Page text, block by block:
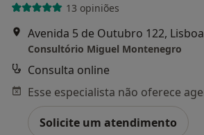
13 opiniões
Avenida 5 de Outubro 122, Lisboa
Consultório Miguel Montenegro
Consulta online
Solicite um atendimento